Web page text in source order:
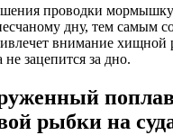
проводки
дну, тем самым
внимание
зацепится за дно.
рыбки на